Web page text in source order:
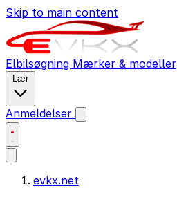
Skip to main content
Elbilsøgning Mærker & modeller
Lær
Anmeldelser
evkx.net